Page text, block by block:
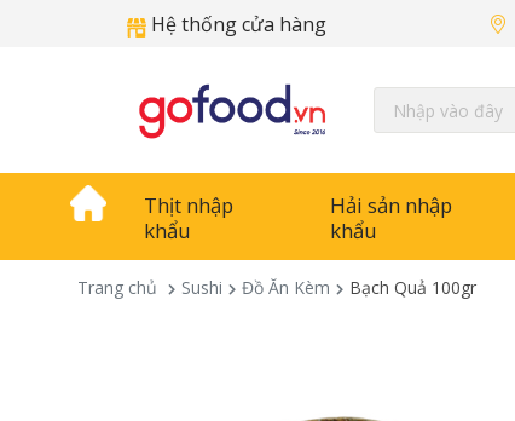
Hệ thống cửa hàng
Thịt nhập
khẩu
Hải sản nhập
khẩu
Trang chủ Sushi Đồ Ăn Kèm Bạch Quả 100gr